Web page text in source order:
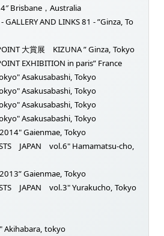
Brisbane，Australia
AND LINKS 81 - ”Ginza, To
大賞展 KIZUNA ” Ginza, Tokyo
EXHIBITION in paris” France
Asakusabashi, Tokyo
Asakusabashi, Tokyo
Asakusabashi, Tokyo
Asakusabashi, Tokyo
Gaienmae, Tokyo
JAPAN vol.6" Hamamatsu-cho,
Gaienmae, Tokyo
JAPAN vol.3" Yurakucho, Tokyo
Akihabara, tokyo